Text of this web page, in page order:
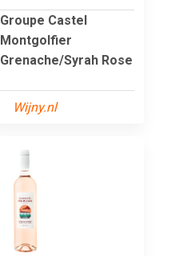
Groupe Castel
Montgolfier
Grenache/Syrah Rose
Wijny.nl